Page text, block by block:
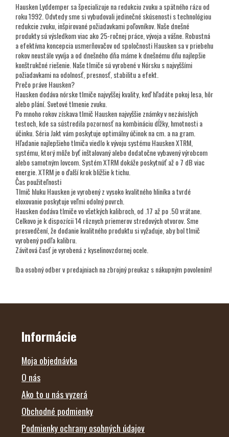
Hausken Lyddemper sa špecializuje na redukciu zvuku a spätného rázu od
roku 1992. Odvtedy sme si vybudovali jedinečné skúsenosti s technológiou
redukcie zvuku, inšpirované požiadavkami poľovníkov. Naše dnešné
produkty sú výsledkom viac ako 25-ročnej práce, vývoja a vášne. Robustná
a efektívna koncepcia usmerňovačov od spoločnosti Hausken sa v priebehu
rokov neustále vyvíja a od dnešného dňa máme k dnešnému dňu najlepšie
konštrukčné riešenie. Naše tlmiče sú vyrobené v Nórsku s najvyššími
požiadavkami na odolnosť, presnosť, stabilitu a efekt.
Prečo práve Hausken?
Hausken dodáva nórske tlmiče najvyššej kvality, keď hľadáte pokoj lesa, hôr
alebo plání. Svetové tlmenie zvuku.
Po mnoho rokov získava tlmič Hausken najvyššie známky v nezávislých
testoch, kde sa sústredila pozornosť na kombináciu dĺžky, hmotnosti a
účinku. Séria Jakt vám poskytuje optimálny účinok na cm. a na gram.
Hľadanie najlepšieho tlmiča viedlo k vývoju systému Hausken XTRM,
systému, ktorý môže byť inštalovaný alebo dodatočne vybavený výrobcom
alebo samotným lovcom. Systém XTRM dokáže poskytnúť až o 7 dB viac
energie. XTRM je o ďalší krok bližšie k tichu.
Čas použiteľnosti
Tlmič hluku Hausken je vyrobený z vysoko kvalitného hliníka a tvrdé
eloxovanie poskytuje veľmi odolný povrch.
Hausken dodáva tlmiče vo všetkých kalibroch, od .17 až po .50 vrátane.
Celkovo je k dispozícii 14 rôznych priemerov stredových otvorov. Sme
presvedčení, že dodanie kvalitného produktu si vyžaduje, aby bol tlmič
vyrobený podľa kalibru.
Závitová časť je vyrobená z kyselinovzdornej ocele.
Iba osobný odber v predajniach na zbrojný preukaz s nákupným povolením!
Z
Informácie
Moja objednávka
O nás
Ako to u nás vyzerá
Obchodné podmienky
Podmienky ochrany osobných údajov